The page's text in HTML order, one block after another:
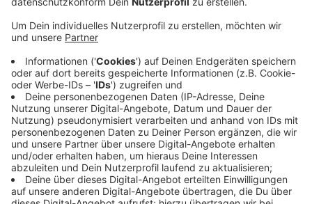
Anzeige
So besuchen Schüler zum Beispiel eine Synagoge oder
Gebetshäuser und setzen sich im Unterricht intensiv
mit den verschiedenen Religionen auseinander. Doch
auch für Erwachsene gibt es Programm: Darunter
Themenabende zur Rolle der Frau oder guter
Nachbarschaft.
Außerdem wird es ein Elterncafé in Schulen geben, wo